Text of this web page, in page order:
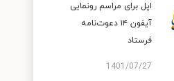
اپل برای مراسم رونمایی
آیفون ۱۴ دعوت‌نامه
فرستاد
1401/07/27